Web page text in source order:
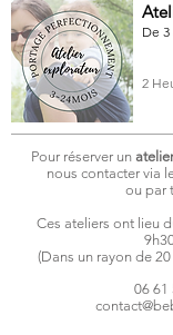
De 3
2
Pour réserver un
nous contacter via
ou par
Ces ateliers ont lieu
(Dans un rayon de
06 61